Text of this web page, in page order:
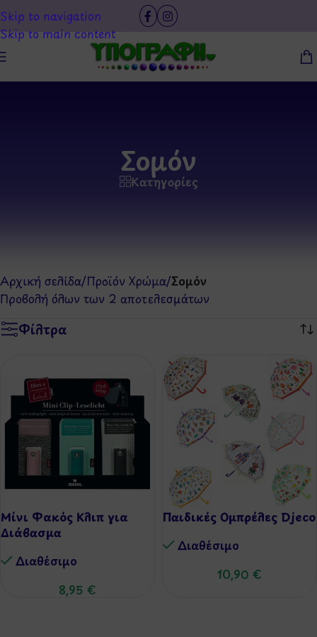
Skip to navigation
Skip to main content
Σομόν
Κατηγορίες
Αρχική σελίδα/Προϊόν Χρώμα/Σομόν
Προβολή όλων των 2 αποτελεσμάτων
Φίλτρα
Μίνι Φακός Κλιπ για
Διάβασμα
Διαθέσιμo
8,95 €
Παιδικές Ομπρέλες Djeco
Διαθέσιμo
10,90 €